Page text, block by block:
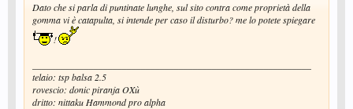
Dato che si parla di puntinate lunghe, sul sito contra come proprietà della
gomma vi è catapulta, si intende per caso il disturbo? me lo potete spiegare
!
telaio: tsp balsa 2.5
rovescio: donic piranja OXù
dritto: nittaku Hammond pro alpha